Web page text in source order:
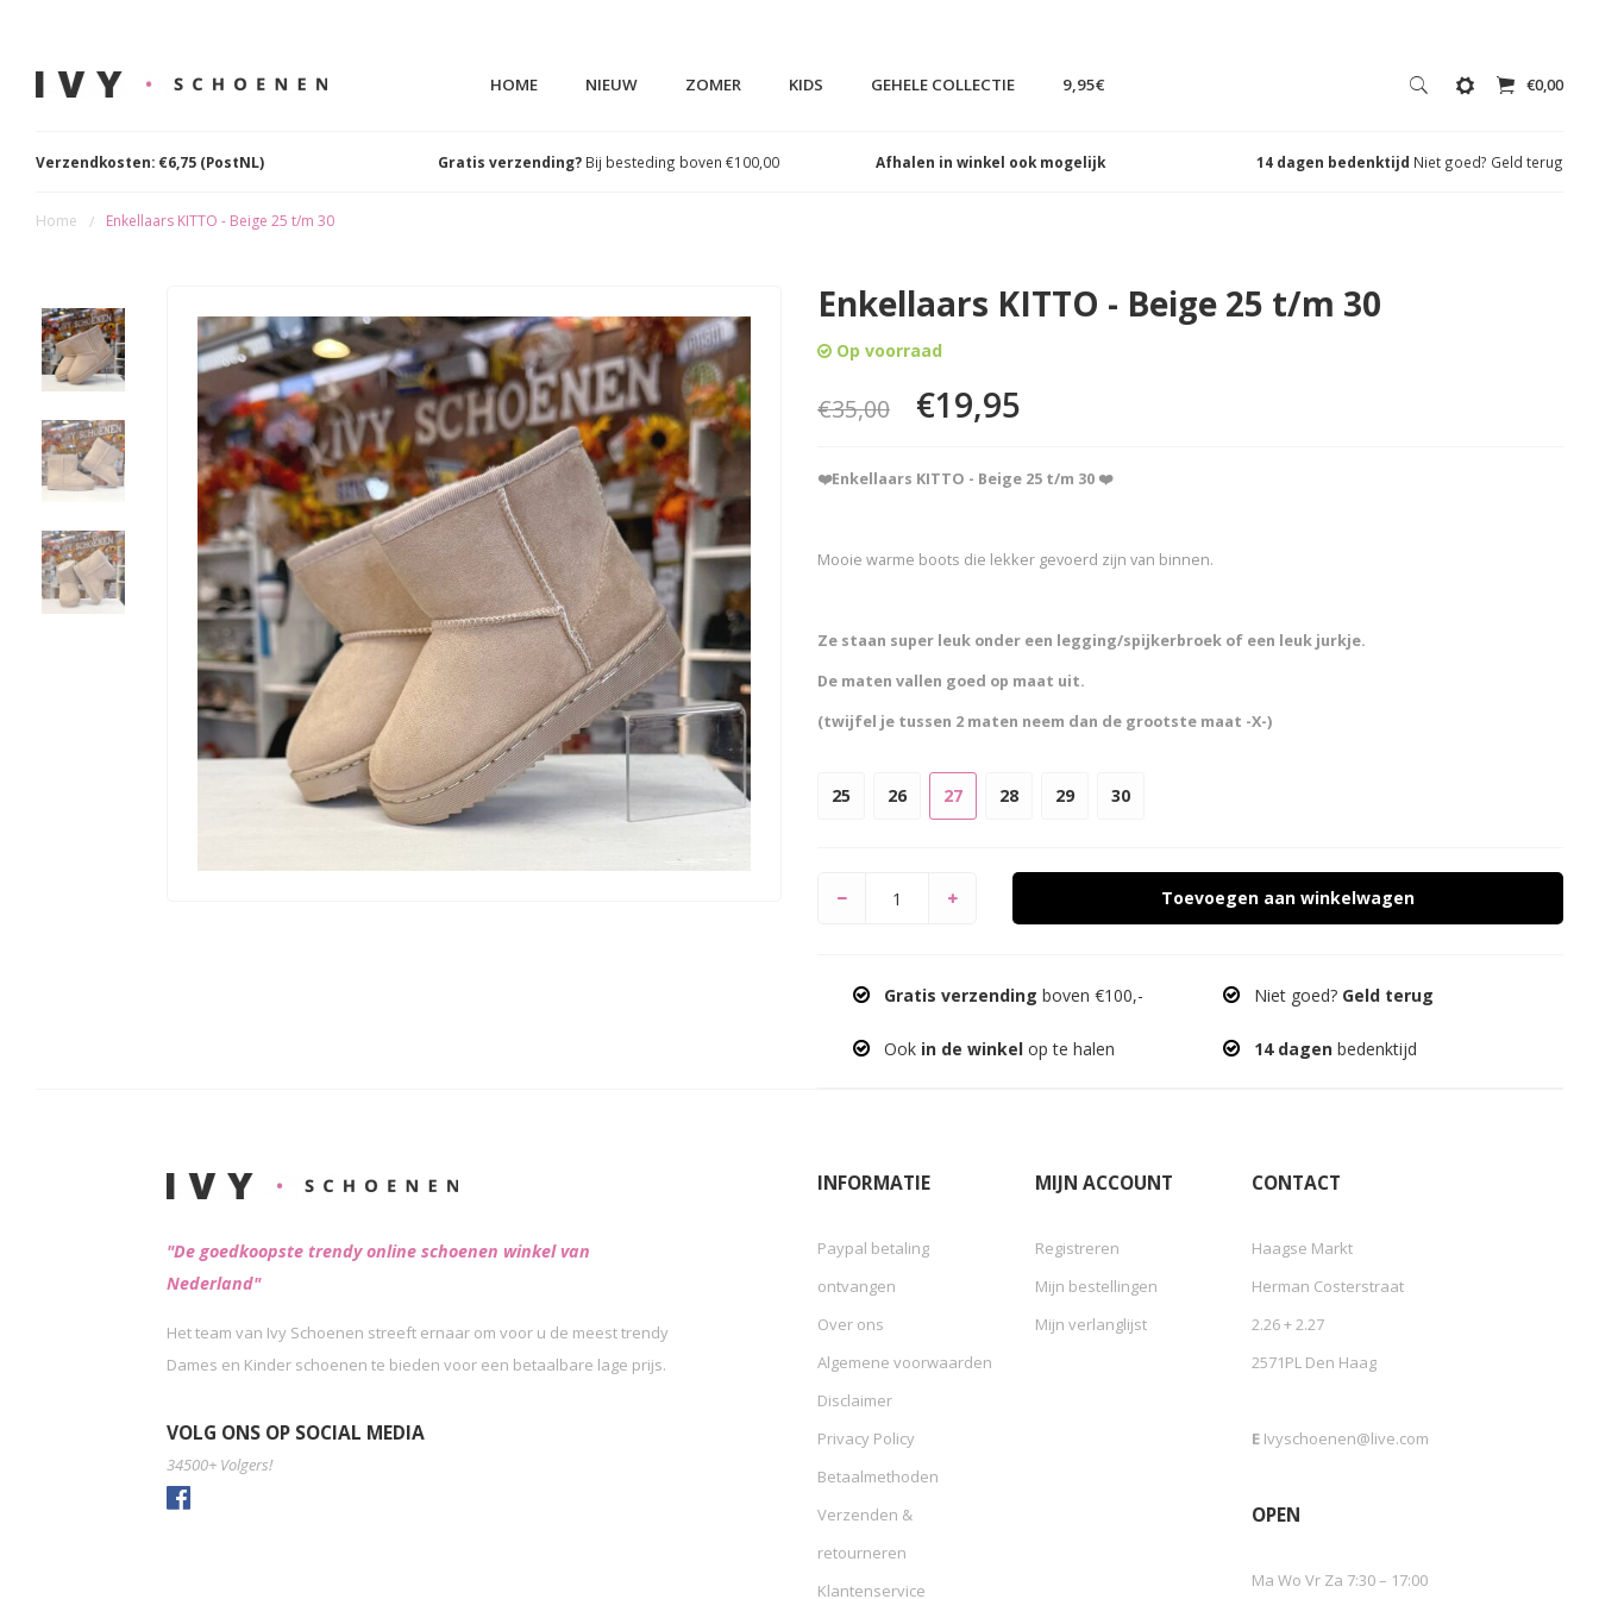
HOME NIEUW ZOMER KIDS GEHELE COLLECTIE 9,95€ €0,00
Verzendkosten: €6,75 (PostNL) Gratis verzending? Bij besteding boven €100,00 Afhalen in winkel ook mogelijk 14 dagen bedenktijd Niet goed? Geld terug
Home / Enkellaars KITTO - Beige 25 t/m 30
Enkellaars KITTO - Beige 25 t/m 30
Op voorraad
€35,00 €19,95
❤️Enkellaars KITTO - Beige 25 t/m 30 ❤️
Mooie warme boots die lekker gevoerd zijn van binnen.
Ze staan super leuk onder een legging/spijkerbroek of een leuk jurkje.
De maten vallen goed op maat uit.
(twijfel je tussen 2 maten neem dan de grootste maat -X-)
25 26 27 28 29 30
Toevoegen aan winkelwagen
Gratis verzending boven €100,- Niet goed? Geld terug
Ook in de winkel op te halen 14 dagen bedenktijd
"De goedkoopste trendy online schoenen winkel van
Nederland"
Het team van Ivy Schoenen streeft ernaar om voor u de meest trendy
Dames en Kinder schoenen te bieden voor een betaalbare lage prijs.
VOLG ONS OP SOCIAL MEDIA
34500+ Volgers!
INFORMATIE
Paypal betaling
ontvangen
Over ons
Algemene voorwaarden
Disclaimer
Privacy Policy
Betaalmethoden
Verzenden &
retourneren
Klantenservice
MIJN ACCOUNT
Registreren
Mijn bestellingen
Mijn verlanglijst
CONTACT
Haagse Markt
Herman Costerstraat
2.26 + 2.27
2571PL Den Haag
E Ivyschoenen@live.com
OPEN
Ma Wo Vr Za 7:30 – 17:00